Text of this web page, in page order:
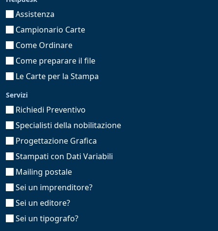
Assistenza
Campionario Carte
Come Ordinare
Come preparare il file
Le Carte per la Stampa
Servizi
Richiedi Preventivo
Specialisti della nobilitazione
Progettazione Grafica
Stampati con Dati Variabili
Mailing postale
Sei un imprenditore?
Sei un editore?
Sei un tipografo?